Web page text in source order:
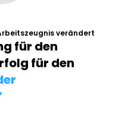
verändert
für den
für den